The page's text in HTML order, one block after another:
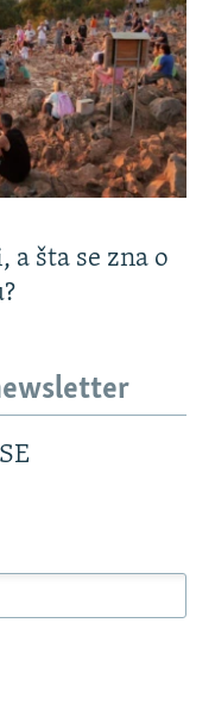
šta se zna o